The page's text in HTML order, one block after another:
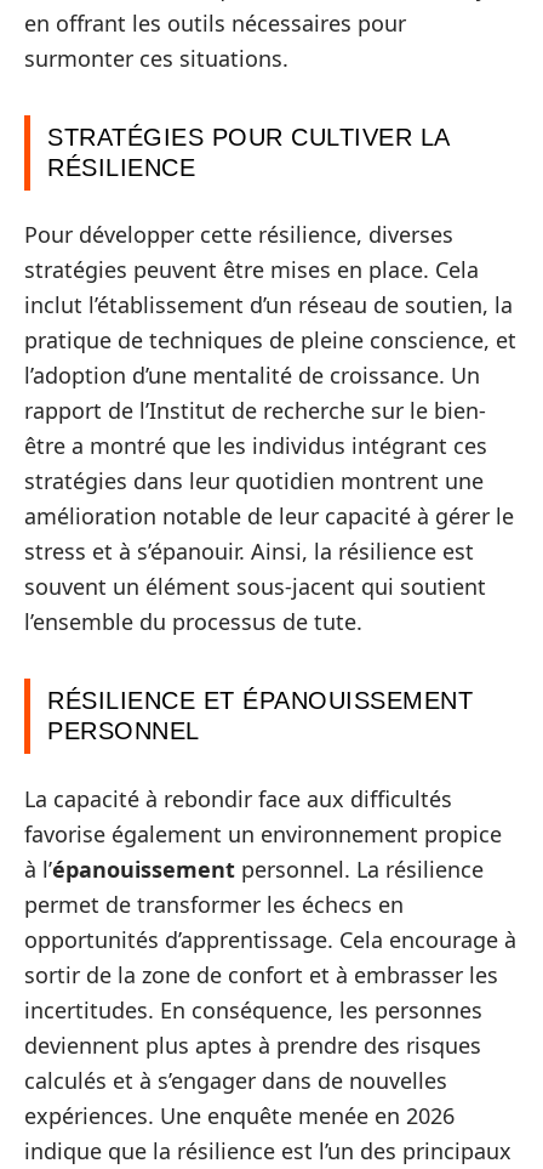
en offrant les outils nécessaires pour
surmonter ces situations.
STRATÉGIES POUR CULTIVER LA
RÉSILIENCE
Pour développer cette résilience, diverses
stratégies peuvent être mises en place. Cela
inclut l’établissement d’un réseau de soutien, la
pratique de techniques de pleine conscience, et
l’adoption d’une mentalité de croissance. Un
rapport de l’Institut de recherche sur le bien-
être a montré que les individus intégrant ces
stratégies dans leur quotidien montrent une
amélioration notable de leur capacité à gérer le
stress et à s’épanouir. Ainsi, la résilience est
souvent un élément sous-jacent qui soutient
l’ensemble du processus de tute.
RÉSILIENCE ET ÉPANOUISSEMENT
PERSONNEL
La capacité à rebondir face aux difficultés
favorise également un environnement propice
à l’épanouissement personnel. La résilience
permet de transformer les échecs en
opportunités d’apprentissage. Cela encourage à
sortir de la zone de confort et à embrasser les
incertitudes. En conséquence, les personnes
deviennent plus aptes à prendre des risques
calculés et à s’engager dans de nouvelles
expériences. Une enquête menée en 2026
indique que la résilience est l’un des principaux